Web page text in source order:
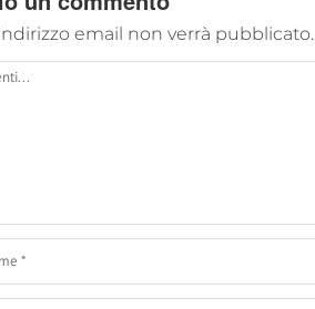
email non verrà pubblicato.